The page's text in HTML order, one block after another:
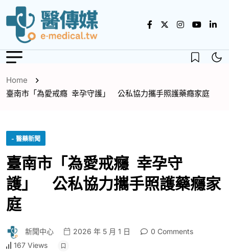
Home
臺南市「為愛戒癮 幸孕守護」 公私協力攜手照護藥癮家庭
- 醫藥新聞
臺南市「為愛戒癮 幸孕守
護」 公私協力攜手照護藥癮家
庭
新聞中心 2026 年 5 月 1 日
0 Comments
167 Views